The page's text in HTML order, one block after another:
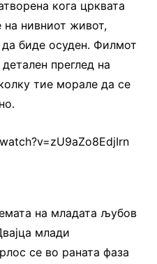
кога црквата
на нивниот живот,
биде осуден. Филмот
преглед на
тие морале да се
на младата љубов
млади
се во раната фаза